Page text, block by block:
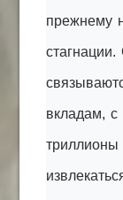
прежнему
вкладам, с
триллионы